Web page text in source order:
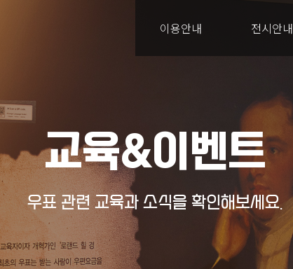
이용안내 전시안내
교육&이벤트
우표 관련 교육과 소식을 확인해보세요.